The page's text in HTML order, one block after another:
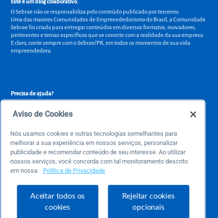
Este é um blog colaborativo.
O Sebrae não se responsabiliza pelo conteúdo publicado por terceiros.
Uma das maiores Comunidades de Empreendedorismo do Brasil, a Comunidade
Sebrae foi criada para entregar conteúdos em diversos formatos, inovadores,
pertinentes e temas específicos que se conecte com a realidade da sua empresa.
E claro, conte sempre com o Sebrae/PR, em todos os momentos de sua vida
empreendedora.
Precisa de ajuda?
Sobre o Sebrae
Termos de uso
Aviso de Cookies
Nós usamos cookies e outras tecnologias semelhantes para
melhorar a sua experiência em nossos serviços, personalizar
publicidade e recomendar conteúdo de seu interesse. Ao utilizar
nossos serviços, você concorda com tal monitoramento descrito
em nossa
Política de Privacidade
Aceitar todos os
cookies
Rejeitar cookies
opcionais